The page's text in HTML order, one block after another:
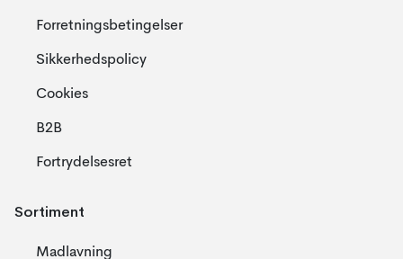
Forretningsbetingelser
Sikkerhedspolicy
Cookies
B2B
Fortrydelsesret
Sortiment
Madlavning